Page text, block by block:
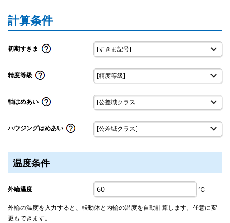
計算条件
初期すきま
精度等級
軸はめあい
ハウジングはめあい
温度条件
外輪温度 ℃
外輪の温度を入力すると、転動体と内輪の温度を自動計算します。任意に変
更もできます。